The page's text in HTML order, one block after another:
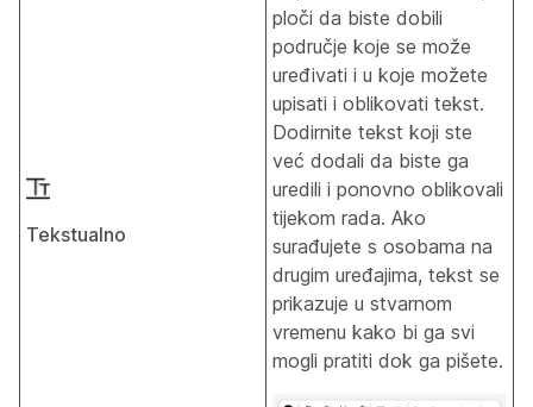
Tekstualno
ploči da biste dobili
područje koje se može
uređivati i u koje možete
upisati i oblikovati tekst.
Dodirnite tekst koji ste
već dodali da biste ga
uredili i ponovno oblikovali
tijekom rada. Ako
surađujete s osobama na
drugim uređajima, tekst se
prikazuje u stvarnom
vremenu kako bi ga svi
mogli pratiti dok ga pišete.